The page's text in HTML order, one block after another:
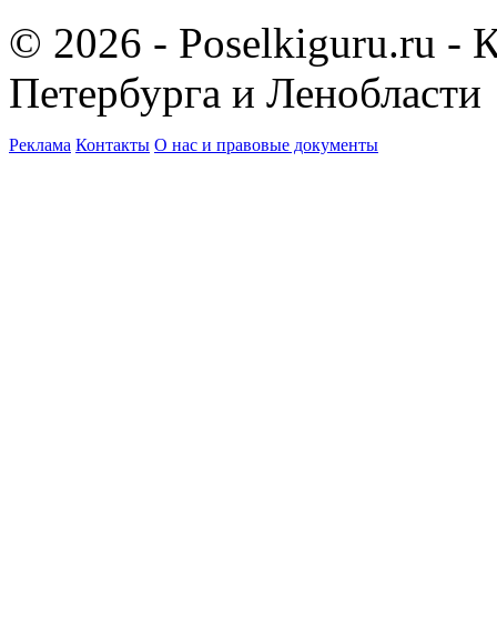
© 2026 - Poselkiguru.ru -
Петербурга и Ленобласти
Реклама Контакты О нас и правовые документы